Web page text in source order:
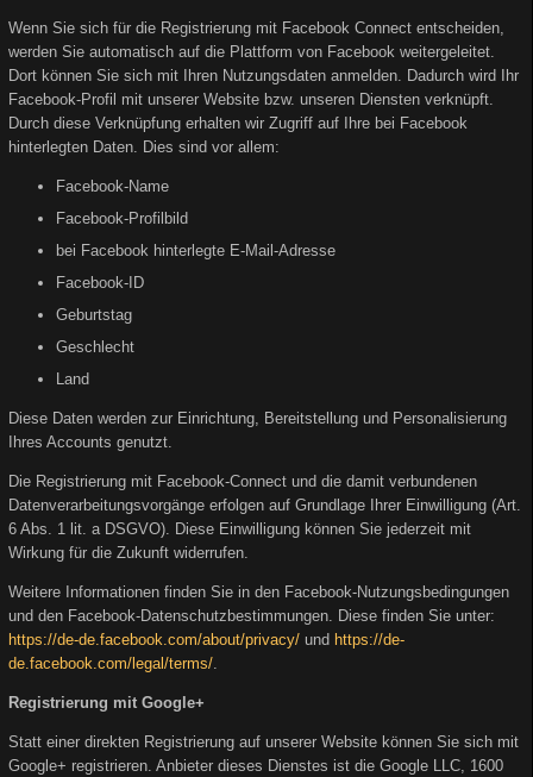
Wenn Sie sich für die Registrierung mit Facebook Connect entscheiden,
werden Sie automatisch auf die Plattform von Facebook weitergeleitet.
Dort können Sie sich mit Ihren Nutzungsdaten anmelden. Dadurch wird Ihr
Facebook-Profil mit unserer Website bzw. unseren Diensten verknüpft.
Durch diese Verknüpfung erhalten wir Zugriff auf Ihre bei Facebook
hinterlegten Daten. Dies sind vor allem:
Facebook-Name
Facebook-Profilbild
bei Facebook hinterlegte E-Mail-Adresse
Facebook-ID
Geburtstag
Geschlecht
Land
Diese Daten werden zur Einrichtung, Bereitstellung und Personalisierung
Ihres Accounts genutzt.
Die Registrierung mit Facebook-Connect und die damit verbundenen
Datenverarbeitungsvorgänge erfolgen auf Grundlage Ihrer Einwilligung (Art.
6 Abs. 1 lit. a DSGVO). Diese Einwilligung können Sie jederzeit mit
Wirkung für die Zukunft widerrufen.
Weitere Informationen finden Sie in den Facebook-Nutzungsbedingungen
und den Facebook-Datenschutzbestimmungen. Diese finden Sie unter:
https://de-de.facebook.com/about/privacy/ und https://de-
de.facebook.com/legal/terms/.
Registrierung mit Google+
Statt einer direkten Registrierung auf unserer Website können Sie sich mit
Google+ registrieren. Anbieter dieses Dienstes ist die Google LLC, 1600